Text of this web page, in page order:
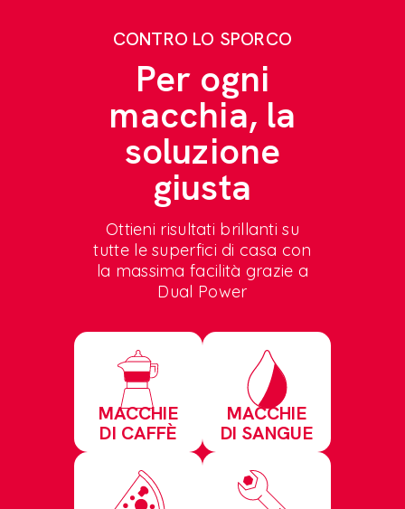
CONTRO LO SPORCO
Per ogni
macchia, la
soluzione
giusta
Ottieni risultati brillanti su
tutte le superfici di casa con
la massima facilità grazie a
Dual Power
MACCHIE
DI CAFFÈ
MACCHIE
DI SANGUE